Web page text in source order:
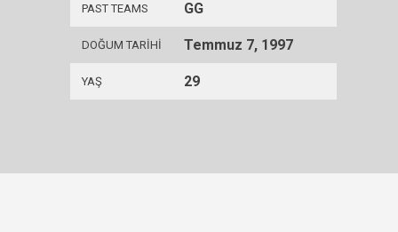
PAST TEAMS GG
DOĞUM TARIHI Temmuz 7, 1997
YAŞ 29